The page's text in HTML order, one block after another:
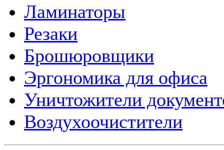
Ламинаторы
Резаки
Брошюровщики
Эргономика для офиса
Уничтожители
Воздухоочистители